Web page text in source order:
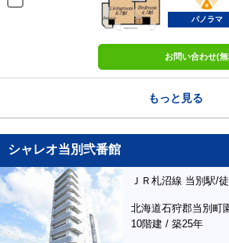
パノラマ
お問い合わせ(
もっと見る
シャレオ当別弐番館
ＪＲ札沼線 当別駅/
北海道石狩郡当別町
10階建 / 築25年